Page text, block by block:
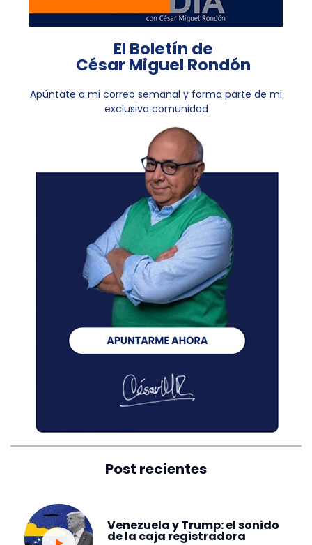
El Boletín de
César Miguel Rondón
Apúntate a mi correo semanal y forma parte de mi
exclusiva comunidad
Post recientes
Venezuela y Trump: el sonido
de la caja registradora